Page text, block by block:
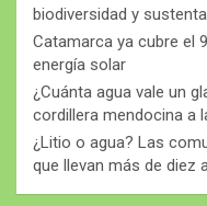
biodiversidad y
Catamarca ya cubre el
energía solar
¿Cuánta agua vale un
cordillera mendocina a
¿Litio o agua? Las
que llevan más de diez